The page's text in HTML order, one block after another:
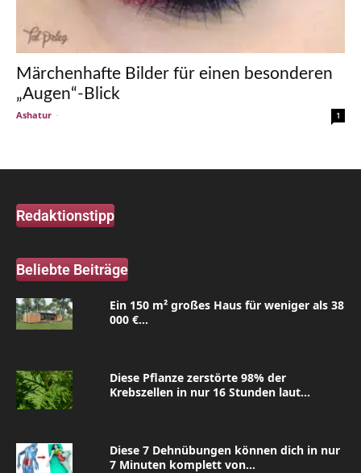
Märchenhafte Bilder für einen besonderen
„Augen“-Blick
Ashatur - 1
Redaktionstipp
Beliebte Beiträge
Ein 150 m² großes Haus für weniger als 38
000 €...
Diese Pflanze zerstörte 98% der
Krebszellen in nur 16 Stunden laut...
Diese 7 Dehnübungen können dich in nur
7 Minuten komplett von...